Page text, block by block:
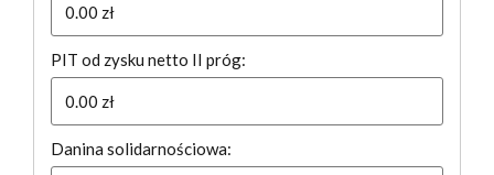
PIT od zysku netto II próg:
Danina solidarnościowa: